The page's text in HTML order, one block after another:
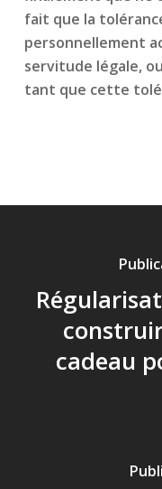
fait que la
personnellement
servitude légale,
tant que cette
cadeau